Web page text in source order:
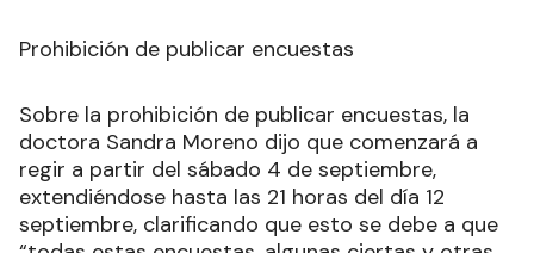
Prohibición de publicar encuestas
Sobre la prohibición de publicar encuestas, la
doctora Sandra Moreno dijo que comenzará a
regir a partir del sábado 4 de septiembre,
extendiéndose hasta las 21 horas del día 12
septiembre, clarificando que esto se debe a que